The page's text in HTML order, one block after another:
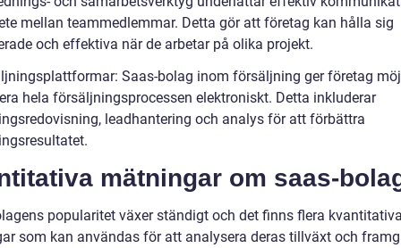
mellan teammedlemmar. Detta gör att företag kan hålla sig
och effektiva när de arbetar på olika projekt.
Saas-bolag inom försäljning ger företag
hela försäljningsprocessen elektroniskt. Detta inkluderar
leadhantering och analys för att förbättra
mätningar om saas-
popularitet växer ständigt och det finns flera
som kan användas för att analysera deras tillväxt och